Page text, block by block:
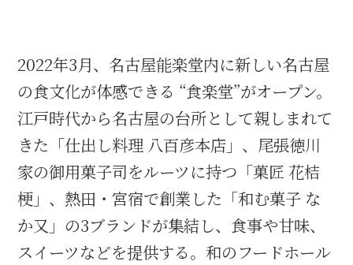
徳川家康と名古屋の関係
家康関連 史跡 一覧
家康グルメ・土産 一覧
名古屋＜家康＞観光モデルコース
2022年3月、名古屋能楽堂内に新しい名古屋
の食文化が体感できる “食楽堂”がオープン。
江戸時代から名古屋の台所として親しまれて
きた「仕出し料理 八百彦本店」、尾張徳川
家の御用菓子司をルーツに持つ「菓匠 花桔
梗」、熱田・宮宿で創業した「和む菓子 な
か又」の3ブランドが集結し、食事や甘味、
スイーツなどを提供する。和のフードホール